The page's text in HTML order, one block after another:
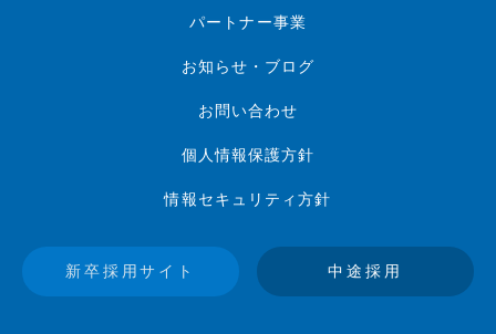
パートナー事業
お知らせ・ブログ
お問い合わせ
個人情報保護方針
情報セキュリティ方針
新卒採用サイト 中途採用